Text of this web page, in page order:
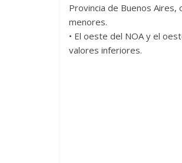
Provincia de Buenos
menores.
• El oeste del NOA y el
valores inferiores.